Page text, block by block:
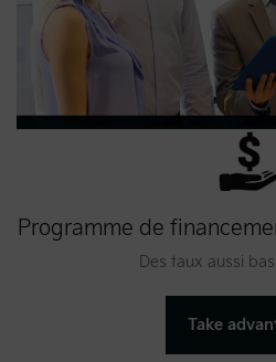
Programme de
Des taux aussi
Take